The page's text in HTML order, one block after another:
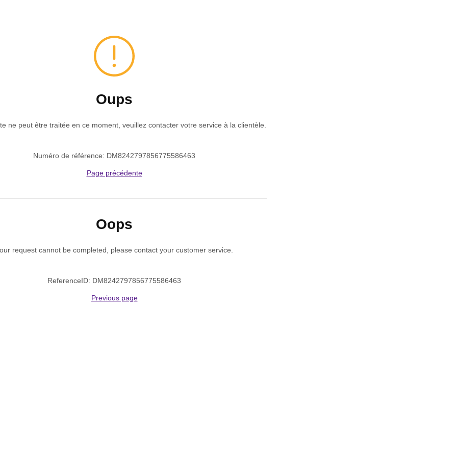
Oups
ne peut être traitée en ce moment, veuillez contacter votre service à la clientèle.
Numéro de référence: DM8242797856775586463
Page précédente
Oops
request cannot be completed, please contact your customer service.
ReferenceID: DM8242797856775586463
Previous page